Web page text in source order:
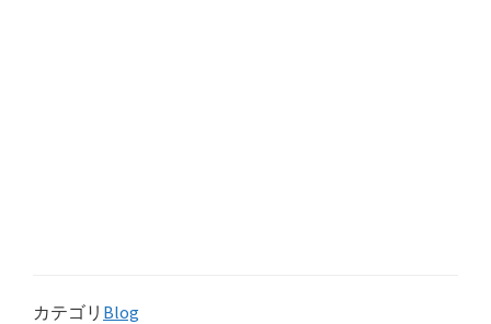
カテゴリ Blog